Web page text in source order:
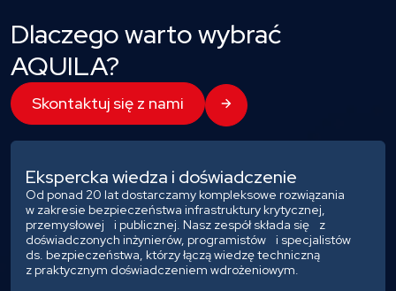
Dlaczego warto wybrać
AQUILA?
Skontaktuj się z nami
Ekspercka wiedza i doświadczenie
Od ponad 20 lat dostarczamy kompleksowe rozwiązania
w zakresie bezpieczeństwa infrastruktury krytycznej,
przemysłowej i publicznej. Nasz zespół składa się z
doświadczonych inżynierów, programistów i specjalistów
ds. bezpieczeństwa, którzy łączą wiedzę techniczną
z praktycznym doświadczeniem wdrożeniowym.